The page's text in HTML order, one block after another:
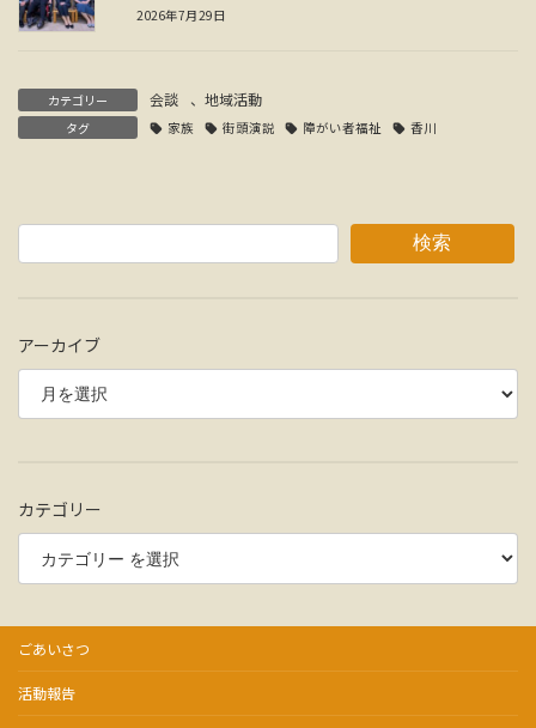
2026年7月29日
カテゴリー 会談 、 地域活動
タグ 家族 街頭演説 障がい者福祉 香川
検索
アーカイブ
カテゴリー
ごあいさつ
活動報告